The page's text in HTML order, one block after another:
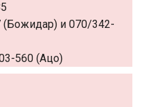
и 070/342-
560 (Ацо)